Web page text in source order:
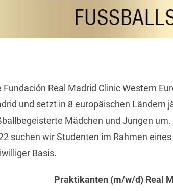
Fundación Real Madrid Clinic Western
und setzt in 8 europäischen Ländern
Mädchen und Jungen
suchen wir Studenten im Rahmen
Basis.
Praktikanten (m/w/d) Real